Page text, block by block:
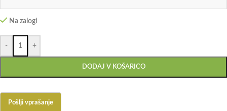
Na zalogi
- +
DODAJ V KOŠARICO